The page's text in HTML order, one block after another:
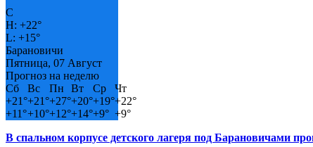
C
H: +22°
L: +15°
Барановичи
Пятница, 07 Август
Прогноз на неделю
Сб
Вс Пн Вт Ср
Чт
+21°+21°+27°+20°+19°+22°
+11°+10°+12°+14°+9° +9°
В спальном корпусе детского лагеря под Барановичами